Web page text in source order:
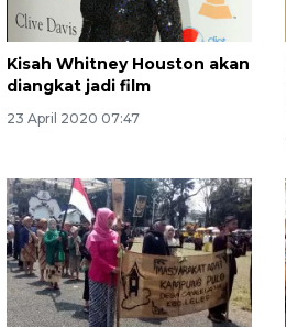
Kisah Whitney Houston akan
diangkat jadi film
23 April 2020 07:47